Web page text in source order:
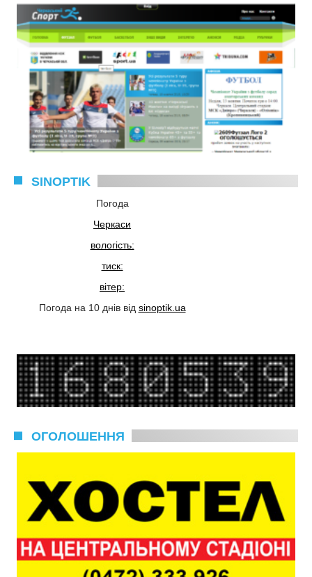
SINOPTIK
Погода
Черкаси
вологість:
тиск:
вітер:
Погода на 10 днів від sinoptik.ua
ОГОЛОШЕННЯ